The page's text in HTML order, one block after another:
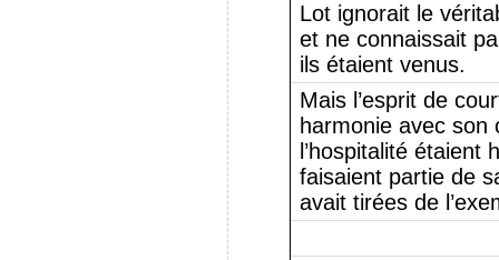
Lot ignorait le
et ne connaissait
ils étaient venus.
Mais l’esprit de
harmonie avec son
l’hospitalité étaient
faisaient partie de
avait tirées de